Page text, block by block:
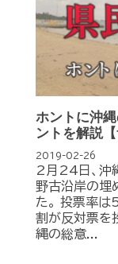
ホントに沖
ントを解説
2019-02-26
2月24日、沖
野古沿岸の埋
た。 投票率
割が反対票を
縄の総意...